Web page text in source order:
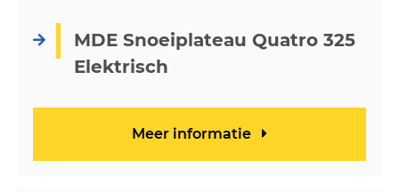
MDE Snoeiplateau Quatro 325
Elektrisch
Meer informatie